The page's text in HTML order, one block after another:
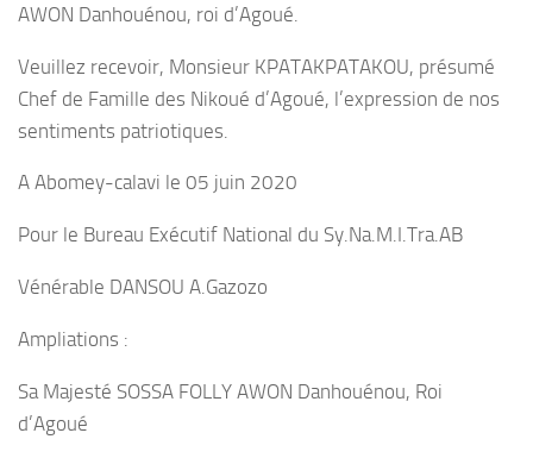
AWON Danhouénou, roi d’Agoué.
Veuillez recevoir, Monsieur KPATAKPATAKOU, présumé
Chef de Famille des Nikoué d’Agoué, l’expression de nos
sentiments patriotiques.
A Abomey-calavi le 05 juin 2020
Pour le Bureau Exécutif National du Sy.Na.M.I.Tra.AB
Vénérable DANSOU A.Gazozo
Ampliations :
Sa Majesté SOSSA FOLLY AWON Danhouénou, Roi
d’Agoué